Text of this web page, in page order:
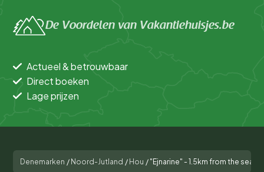
De Voordelen van Vakantiehuisjes.be
Actueel & betrouwbaar
Direct boeken
Lage prijzen
Denemarken / Noord-Jutland / Hou / "Ejnarine" - 1.5km from the sea